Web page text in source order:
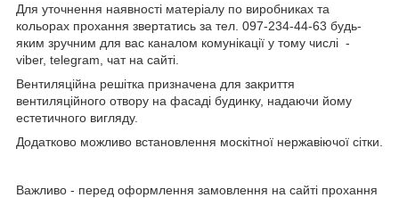
Для уточнення наявності матеріалу по виробниках та
кольорах прохання звертатись за тел. 097-234-44-63 будь-
яким зручним для вас каналом комунікації у тому числі -
viber, telegram, чат на сайті.
Вентиляційна решітка призначена для закриття
вентиляційного отвору на фасаді будинку, надаючи йому
естетичного вигляду.
Додатково можливо встановлення москітної нержавіючої сітки.
Важливо - перед оформлення замовлення на сайті прохання